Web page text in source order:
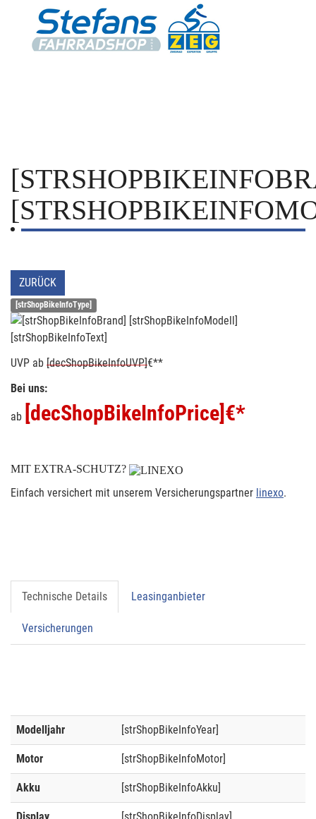
ZURÜCK
[strShopBikeInfoType]
[strShopBikeInfoText]
UVP ab [decShopBikeInfoUVP]€**
Bei uns:
ab [decShopBikeInfoPrice] €*
MIT EXTRA-SCHUTZ?
Einfach versichert mit unserem Versicherungspartner linexo.
Technische Details Leasinganbieter
Versicherungen
Modelljahr [strShopBikeInfoYear]
Motor [strShopBikeInfoMotor]
Akku [strShopBikeInfoAkku]